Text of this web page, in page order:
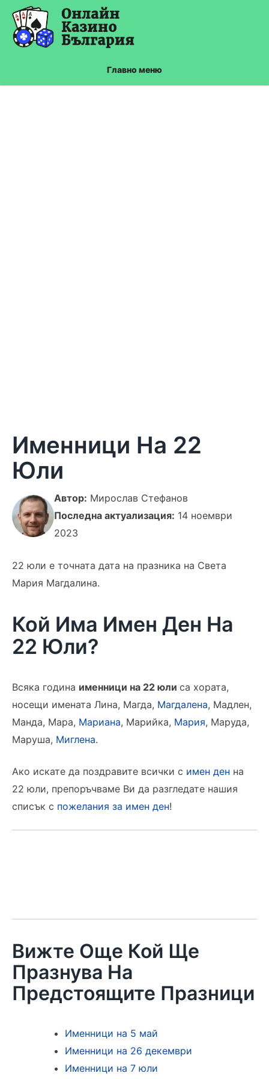
Skip
content
Главно меню
Именници На 22
Юли
Автор: Мирослав Стефанов
Последна актуализация: 14 ноември
2023
22 юли е точната дата на празника на Света
Мария Магдалина.
Кой Има Имен Ден На
22 Юли?
Всяка година именници на 22 юли са хората,
носещи имената Лина, Магда, Магдалена, Мадлен,
Манда, Мара, Мариана, Марийка, Мария, Маруда,
Маруша, Миглена.
Ако искате да поздравите всички с имен ден на
22 юли, препоръчваме Ви да разгледате нашия
списък с пожелания за имен ден!
Вижте Още Кой Ще
Празнува На
Предстоящите Празници
Именници на 5 май
Именници на 26 декември
Именници на 7 юли